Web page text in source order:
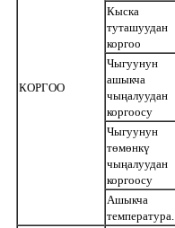
КОРГОО
Кыска
туташуудан
коргоо
Чыгуунун
ашыкча
чыңалуудан
коргоосу
Чыгуунун
төмөнкү
чыңалуудан
коргоосу
Ашыкча
температура.